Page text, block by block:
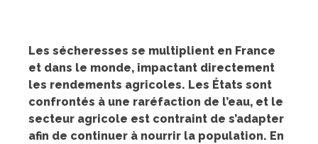
Les sécheresses se multiplient en France
et dans le monde, impactant directement
les rendements agricoles. Les États sont
confrontés à une raréfaction de l’eau, et le
secteur agricole est contraint de s’adapter
afin de continuer à nourrir la population. En